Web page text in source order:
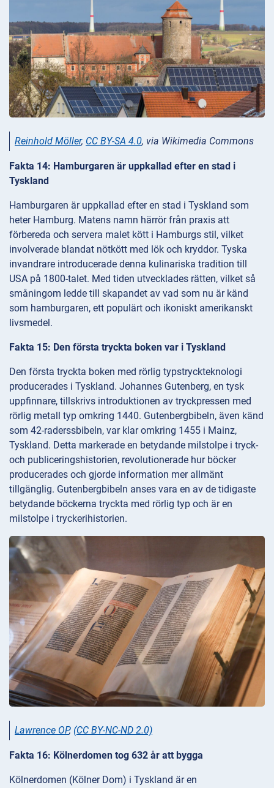
Reinhold Möller, CC BY-SA 4.0, via Wikimedia Commons
Fakta 14: Hamburgaren är uppkallad efter en stad i
Tyskland
Hamburgaren är uppkallad efter en stad i Tyskland som
heter Hamburg. Matens namn härrör från praxis att
förbereda och servera malet kött i Hamburgs stil, vilket
involverade blandat nötkött med lök och kryddor. Tyska
invandrare introducerade denna kulinariska tradition till
USA på 1800-talet. Med tiden utvecklades rätten, vilket så
småningom ledde till skapandet av vad som nu är känd
som hamburgaren, ett populärt och ikoniskt amerikanskt
livsmedel.
Fakta 15: Den första tryckta boken var i Tyskland
Den första tryckta boken med rörlig typstryckteknologi
producerades i Tyskland. Johannes Gutenberg, en tysk
uppfinnare, tillskrivs introduktionen av tryckpressen med
rörlig metall typ omkring 1440. Gutenbergbibeln, även känd
som 42-raderssbibeln, var klar omkring 1455 i Mainz,
Tyskland. Detta markerade en betydande milstolpe i tryck-
och publiceringshistorien, revolutionerade hur böcker
producerades och gjorde information mer allmänt
tillgänglig. Gutenbergbibeln anses vara en av de tidigaste
betydande böckerna tryckta med rörlig typ och är en
milstolpe i tryckerihistorien.
Lawrence OP, (CC BY-NC-ND 2.0)
Fakta 16: Kölnerdomen tog 632 år att bygga
Kölnerdomen (Kölner Dom) i Tyskland är en